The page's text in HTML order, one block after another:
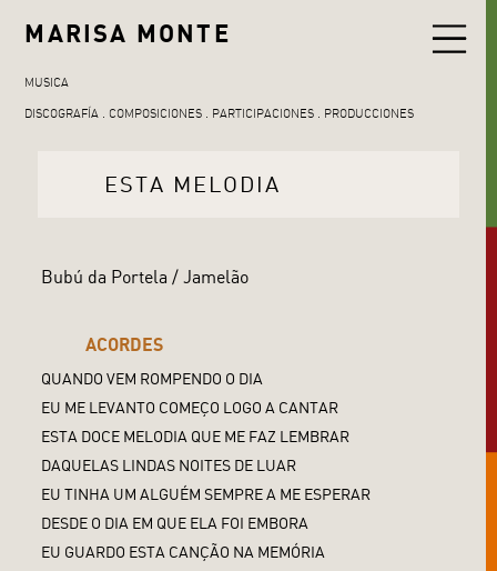
MARISA MONTE
MUSICA
DISCOGRAFÍA
COMPOSICIONES PARTICIPACIONES PRODUCCIONES
ESTA MELODIA
Bubú da Portela / Jamelão
ACORDES
QUANDO VEM ROMPENDO O DIA
EU ME LEVANTO COMEÇO LOGO A CANTAR
ESTA DOCE MELODIA QUE ME FAZ LEMBRAR
DAQUELAS LINDAS NOITES DE LUAR
EU TINHA UM ALGUÉM SEMPRE A ME ESPERAR
DESDE O DIA EM QUE ELA FOI EMBORA
EU GUARDO ESTA CANÇÃO NA MEMÓRIA